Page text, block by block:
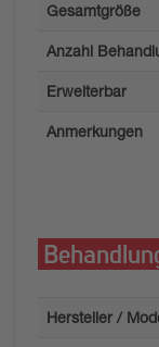
Gesamtgröße
Anzahl
Erweiterbar
Anmerkungen
Hersteller /